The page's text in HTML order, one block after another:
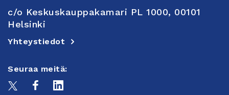
c/o Keskuskauppakamari PL 1000, 00101
Helsinki
Yhteystiedot
Seuraa meitä: